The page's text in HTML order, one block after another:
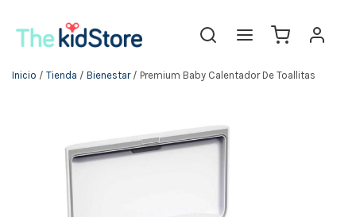
Inicio / Tienda / Bienestar/ Premium Baby Calentador De Toallitas